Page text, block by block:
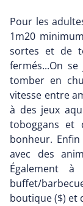
Pour les
1m20
sortes et de
fermés...On
tomber en
vitesse entre
à des jeux
toboggans et
bonheur.
avec des
Également
buffet/
boutique ($) et